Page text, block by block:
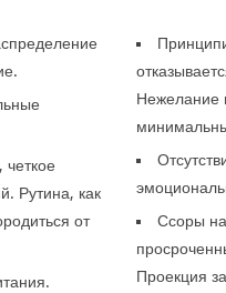
Рутина, как
от
Нежелание
Ссоры
Проекция